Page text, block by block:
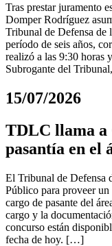
Tras prestar juramento
Domper Rodríguez
Tribunal de Defensa
período de seis años,
realizó a las 9:30 horas
Subrogante del
15/07/2026
TDLC llama a
pasantía en el
El Tribunal de Defensa
Público para proveer
cargo de pasante del
cargo y la
concurso están
fecha de hoy. […]